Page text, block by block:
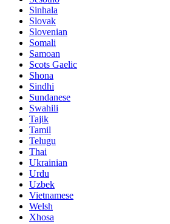
Sinhala
Slovak
Slovenian
Somali
Samoan
Scots Gaelic
Shona
Sindhi
Sundanese
Swahili
Tajik
Tamil
Telugu
Thai
Ukrainian
Urdu
Uzbek
Vietnamese
Welsh
Xhosa